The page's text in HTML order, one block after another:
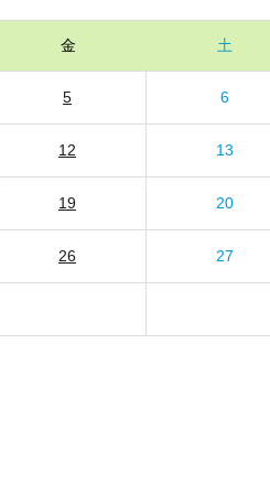
金 土
5 6
12 13
19 20
26 27